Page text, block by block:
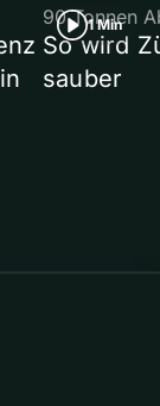
1 Min
90 Tonnen
So wird
sauber